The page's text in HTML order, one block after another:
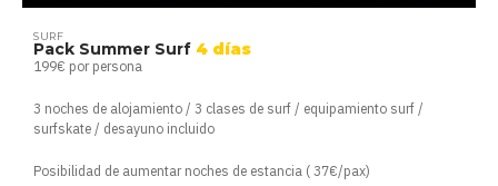
SURF
Pack Summer Surf 4 días
199€ por persona
3 noches de alojamiento / 3 clases de surf / equipamiento surf /
surfskate / desayuno incluido
Posibilidad de aumentar noches de estancia ( 37€/pax)